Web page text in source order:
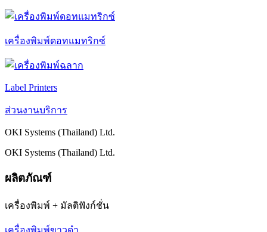
เครื่องพิมพ์ดอทแมทริกซ์
Label Printers
ส่วนงานบริการ
OKI Systems (Thailand) Ltd.
OKI Systems (Thailand) Ltd.
ผลิตภัณฑ์
เครื่องพิมพ์ + มัลติฟังก์ชั่น
เครื่องพิมพ์ขาวดำ